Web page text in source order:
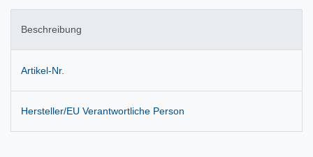
Beschreibung
Artikel-Nr.
Hersteller/EU Verantwortliche Person